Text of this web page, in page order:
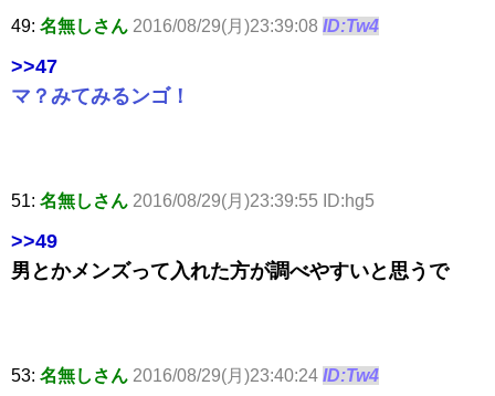
49: 名無しさん 2016/08/29(月)23:39:08 ID:Tw4
>>47
マ？みてみるンゴ！
51: 名無しさん 2016/08/29(月)23:39:55 ID:hg5
>>49
男とかメンズって入れた方が調べやすいと思うで
53: 名無しさん 2016/08/29(月)23:40:24 ID:Tw4